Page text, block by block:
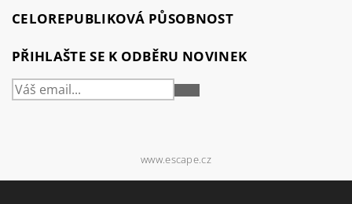
CELOREPUBLIKOVÁ PŮSOBNOST
PŘIHLAŠTE SE K ODBĚRU NOVINEK
PŘIHLÁSIT
www.escape.cz